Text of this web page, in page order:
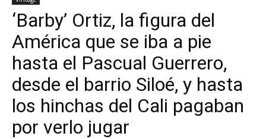
‘Barby’ Ortiz, la figura del
América que se iba a pie
hasta el Pascual Guerrero,
desde el barrio Siloé, y hasta
los hinchas del Cali pagaban
por verlo jugar